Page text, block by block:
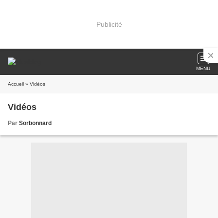
Publicité
MENU
Accueil » Vidéos
Vidéos
Par Sorbonnard